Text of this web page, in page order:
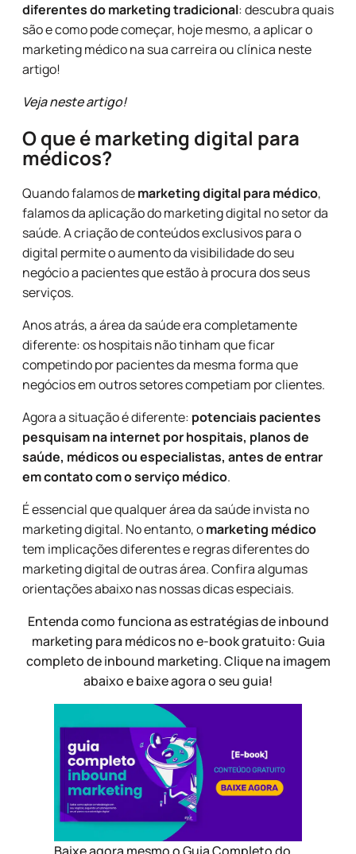
diferentes do marketing tradicional: descubra quais
são e como pode começar, hoje mesmo, a aplicar o
marketing médico na sua carreira ou clínica neste
artigo!
Veja neste artigo!
O que é marketing digital para
médicos?
Quando falamos demarketing digital para médico,
falamos da aplicação do marketing digital no setor da
saúde. A criação de conteúdos exclusivos para o
digital permite o aumento da visibilidade do seu
negócio a pacientes que estão à procura dos seus
serviços.
Anos atrás, a área da saúde era completamente
diferente: os hospitais não tinham que ficar
competindo por pacientes da mesma forma que
negócios em outros setores competiam por clientes.
Agora a situação é diferente: potenciais pacientes
pesquisam na internet por hospitais, planos de
saúde, médicos ou especialistas, antes de entrar
em contato com o serviço médico.
É essencial que qualquer área da saúde invista no
marketing digital. No entanto, omarketing médico
tem implicações diferentes e regras diferentes do
marketing digital de outras área. Confira algumas
orientações abaixo nas nossas dicas especiais.
Entenda como funciona as estratégias de inbound
marketing para médicos no e-book gratuito: Guia
completo de inbound marketing. Clique na imagem
abaixo e baixe agora o seu guia!